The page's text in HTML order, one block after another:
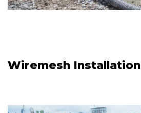
Wiremesh Installation